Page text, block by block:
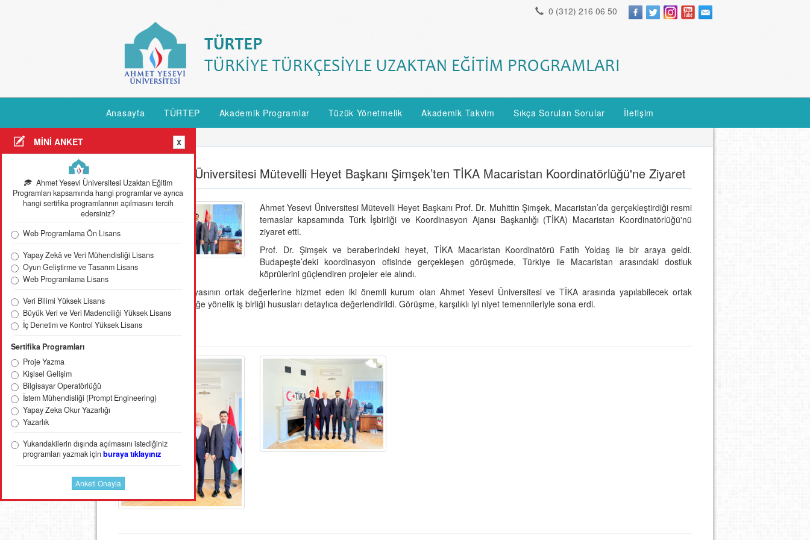
0 (312) 216 06 50
Anasayfa TÜRTEP Akademik Programlar Tüzük Yönetmelik Akademik Takvim Sıkça Sorulan Sorular İletişim
MİNİ ANKET X
Ahmet Yesevi Üniversitesi Uzaktan Eğitim
Programları kapsamında hangi programlar ve ayrıca
hangi sertifika programlarının açılmasını tercih
edersiniz?
Web Programlama Ön Lisans
Yapay Zekâ ve Veri Mühendisliği Lisans
Oyun Geliştirme ve Tasarım Lisans
Web Programlama Lisans
Veri Bilimi Yüksek Lisans
Büyük Veri ve Veri Madenciliği Yüksek Lisans
İç Denetim ve Kontrol Yüksek Lisans
Sertifika Programları
Proje Yazma
Kişisel Gelişim
Bilgisayar Operatörlüğü
İstem Mühendisliği (Prompt Engineering)
Yapay Zeka Okur Yazarlığı
Yazarlık
Yukarıdakilerin dışında açılmasını istediğiniz
programları yazmak için buraya tıklayınız
Güncel Detay
Ahmet Yesevi Üniversitesi Mütevelli Heyet Başkanı Şimşek’ten TİKA Macaristan Koordinatörlüğü'ne Ziyaret
Ahmet Yesevi Üniversitesi Mütevelli Heyet Başkanı Prof. Dr. Muhittin Şimşek, Macaristan’da gerçekleştirdiği resmi
temaslar kapsamında Türk İşbirliği ve Koordinasyon Ajansı Başkanlığı (TİKA) Macaristan Koordinatörlüğü'nü
ziyaret etti.
Prof. Dr. Şimşek ve beraberindeki heyet, TİKA Macaristan Koordinatörü Fatih Yoldaş ile bir araya geldi.
Budapeşte’deki koordinasyon ofisinde gerçekleşen görüşmede, Türkiye ile Macaristan arasındaki dostluk
köprülerini güçlendiren projeler ele alındı.
Ziyarette, Türk dünyasının ortak değerlerine hizmet eden iki önemli kurum olan Ahmet Yesevi Üniversitesi ve TİKA arasında yapılabilecek ortak
çalışmalar ve geleceğe yönelik iş birliği hususları detaylıca değerlendirildi. Görüşme, karşılıklı iyi niyet temennileriyle sona erdi.